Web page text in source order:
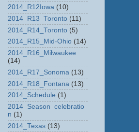
2014_R12Iowa (10)
2014_R13_Toronto (11)
2014_R14_Toronto (5)
2014_R15_Mid-Ohio (14)
2014_R16_Milwaukee
(14)
2014_R17_Sonoma (13)
2014_R18_Fontana (13)
2014_Schedule (1)
2014_Season_celebratio
n (1)
2014_Texas (13)